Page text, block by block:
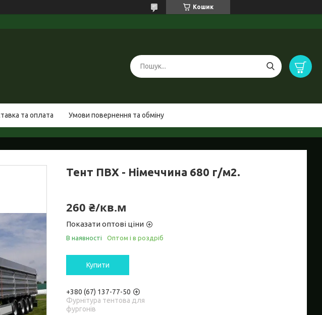
Кошик
та оплата Умови повернення та обміну
Тент ПВХ - Німеччина 680 г/м2.
260 ₴/кв.м
Показати оптові ціни
В наявності Оптом і в роздріб
Купити
+380 (67) 137-77-50
Фурнітура тентова для
фургонів